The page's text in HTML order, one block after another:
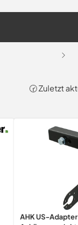
🕝 Zuletzt
AHK US-